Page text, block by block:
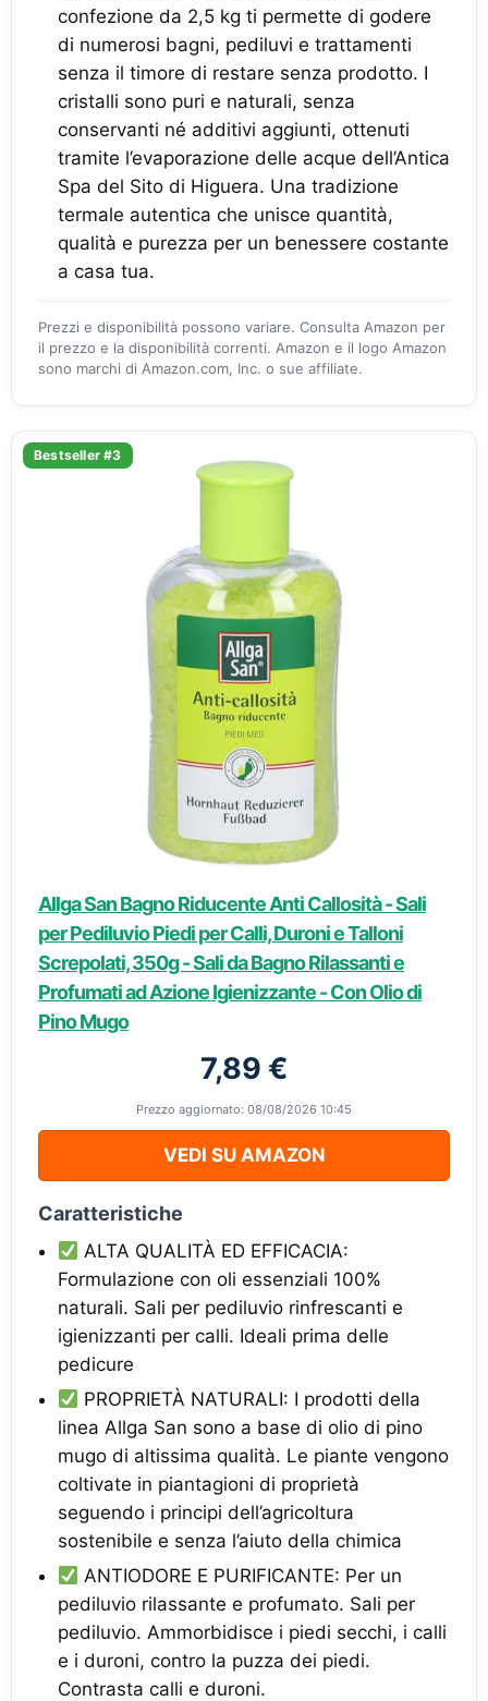
confezione da 2,5 kg ti permette di godere
di numerosi bagni, pediluvi e trattamenti
senza il timore di restare senza prodotto. I
cristalli sono puri e naturali, senza
conservanti né additivi aggiunti, ottenuti
tramite l’evaporazione delle acque dell’Antica
Spa del Sito di Higuera. Una tradizione
termale autentica che unisce quantità,
qualità e purezza per un benessere costante
a casa tua.
Prezzi e disponibilità possono variare. Consulta Amazon per
il prezzo e la disponibilità correnti. Amazon e il logo Amazon
sono marchi di Amazon.com, Inc. o sue affiliate.
Bestseller #3
Allga San Bagno Riducente Anti Callosità - Sali
per Pediluvio Piedi per Calli, Duroni e Talloni
Screpolati, 350g - Sali da Bagno Rilassanti e
Profumati ad Azione Igienizzante - Con Olio di
Pino Mugo
7,89 €
Prezzo aggiornato: 08/08/2026 10:45
VEDI SU AMAZON
Caratteristiche
ALTA QUALITÀ ED EFFICACIA:
Formulazione con oli essenziali 100%
naturali. Sali per pediluvio rinfrescanti e
igienizzanti per calli. Ideali prima delle
pedicure
PROPRIETÀ NATURALI: I prodotti della
linea Allga San sono a base di olio di pino
mugo di altissima qualità. Le piante vengono
coltivate in piantagioni di proprietà
seguendo i principi dell’agricoltura
sostenibile e senza l’aiuto della chimica
ANTIODORE E PURIFICANTE: Per un
pediluvio rilassante e profumato. Sali per
pediluvio. Ammorbidisce i piedi secchi, i calli
e i duroni, contro la puzza dei piedi.
Contrasta calli e duroni.